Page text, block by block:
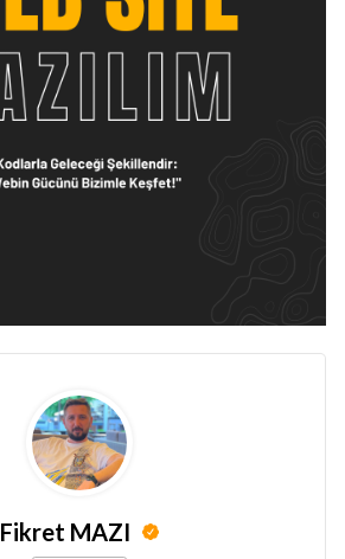
Fikret MAZI